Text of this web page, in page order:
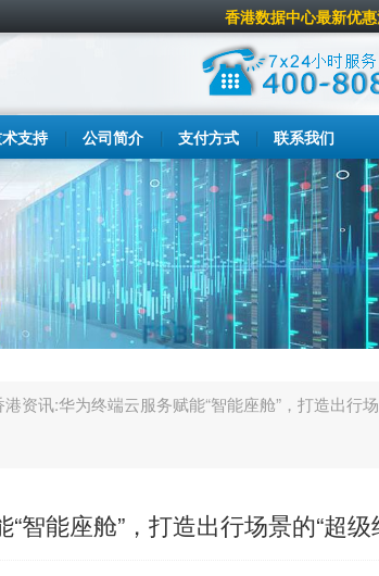
香港数据中心最新优
支持 公司简介 支付方式 联系我们
港资讯:华为终端云服务赋能“智能座舱”，打造出行
智能座舱”，打造出行场景的“超级